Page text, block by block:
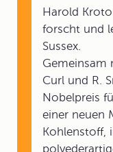
Harold
forscht und
Sussex.
Gemeinsam
Curl und R.
Nobelpreis
einer neuen
Kohlenstoff,